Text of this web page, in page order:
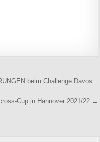
beim Challenge Davos
Cup in Hannover 2021/22 →